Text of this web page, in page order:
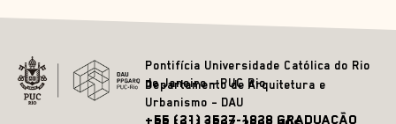
Pontifícia Universidade Católica do Rio
de Janeiro – PUC Rio
Departamento de Arquitetura e
Urbanismo – DAU
+55 (21) 3527-1828 GRADUAÇÃO